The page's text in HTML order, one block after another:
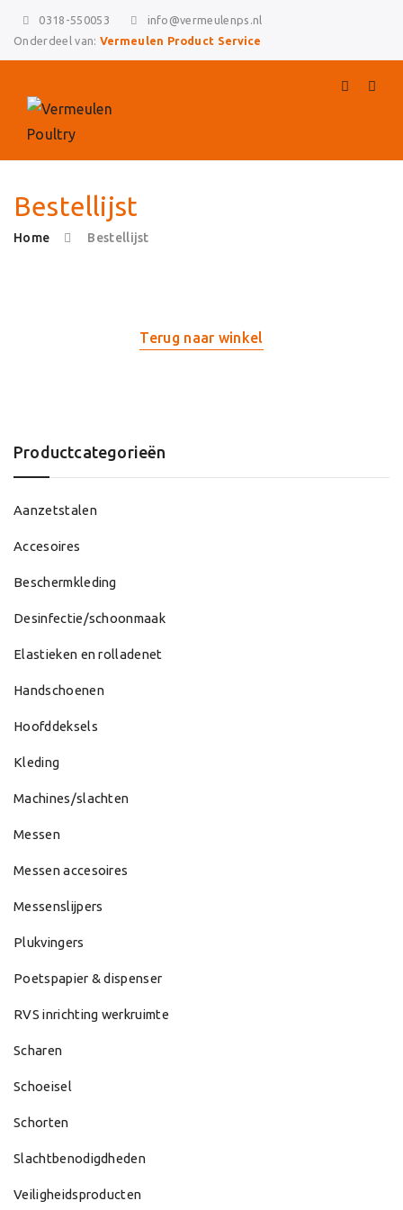
0318-550053
info@vermeulenps.nl
Onderdeel van: Vermeulen Product Service
Bestellijst
Home Bestellijst
Terug naar winkel
Productcategorieën
Aanzetstalen
Accesoires
Beschermkleding
Desinfectie/schoonmaak
Elastieken en rolladenet
Handschoenen
Hoofddeksels
Kleding
Machines/slachten
Messen
Messen accesoires
Messenslijpers
Plukvingers
Poetspapier & dispenser
RVS inrichting werkruimte
Scharen
Schoeisel
Schorten
Slachtbenodigdheden
Veiligheidsproducten